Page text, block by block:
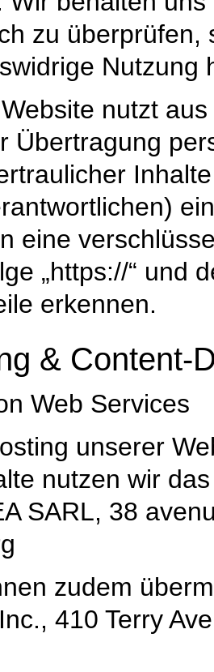
zu überprüfen,
Nutzung
nutzt
Übertragung
eine
„https://“ und
erkennen.
& Content-
Web Services
unserer
nutzen wir
SARL, 38
zudem
410 Terry